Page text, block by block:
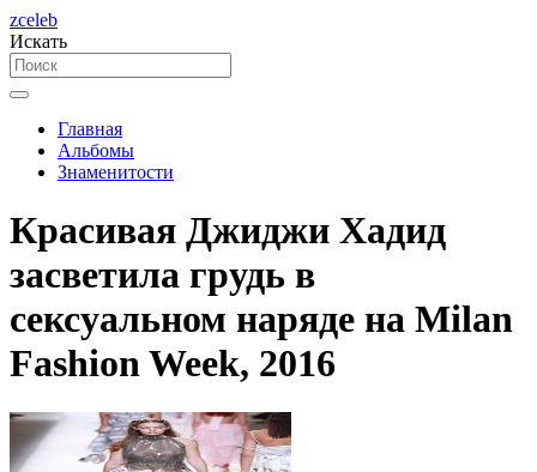
zceleb
Искать
Главная
Альбомы
Знаменитости
Красивая Джиджи Хадид
засветила грудь в
сексуальном наряде на Milan
Fashion Week, 2016